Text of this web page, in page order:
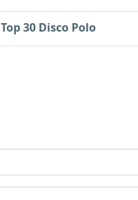
Top 30 Disco Polo